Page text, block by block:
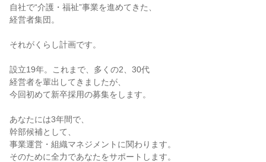
自社で“介護・福祉”事業を進めてきた、
経営者集団。
それがくらし計画です。
設立19年。これまで、多くの2、30代
経営者を輩出してきましたが、
今回初めて新卒採用の募集をします。
あなたには3年間で、
幹部候補として、
事業運営・組織マネジメントに関わります。
そのために全力であなたをサポートします。